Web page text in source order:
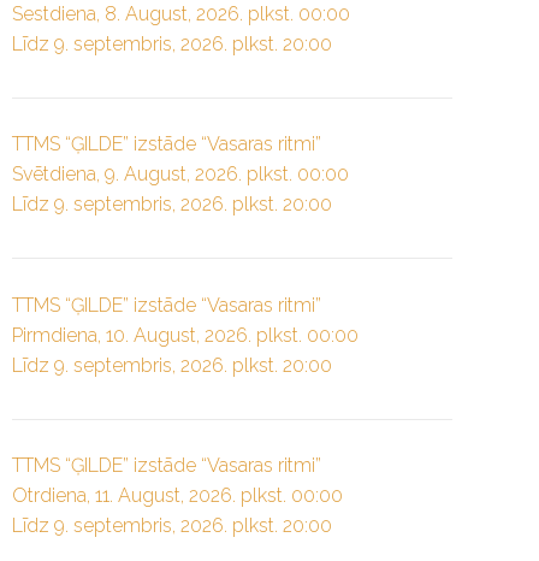
Sestdiena, 8. August, 2026. plkst. 00:00
Līdz 9. septembris, 2026. plkst. 20:00
TTMS “ĢILDE” izstāde “Vasaras ritmi”
Svētdiena, 9. August, 2026. plkst. 00:00
Līdz 9. septembris, 2026. plkst. 20:00
TTMS “ĢILDE” izstāde “Vasaras ritmi”
Pirmdiena, 10. August, 2026. plkst. 00:00
Līdz 9. septembris, 2026. plkst. 20:00
TTMS “ĢILDE” izstāde “Vasaras ritmi”
Otrdiena, 11. August, 2026. plkst. 00:00
Līdz 9. septembris, 2026. plkst. 20:00